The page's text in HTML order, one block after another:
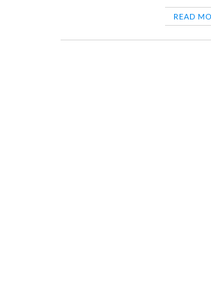
READ